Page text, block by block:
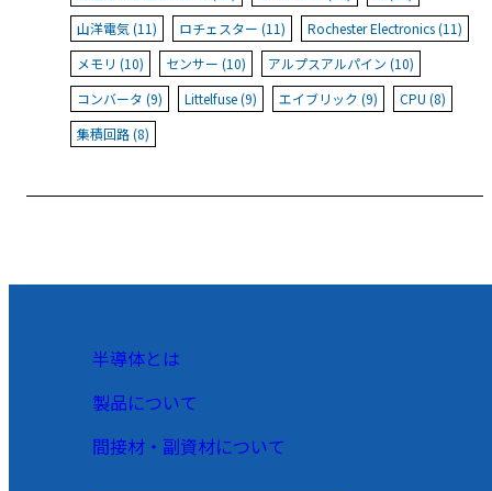
山洋電気 (11)
ロチェスター (11)
Rochester Electronics (11)
メモリ (10)
センサー (10)
アルプスアルパイン (10)
コンバータ (9)
Littelfuse (9) エイブリック (9)
CPU (8)
集積回路 (8)
半導体とは
製品について
間接材・副資材について